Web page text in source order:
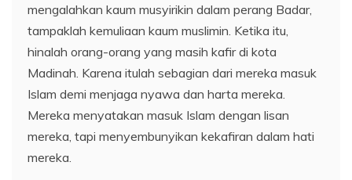
mengalahkan kaum musyirikin dalam perang Badar,
tampaklah kemuliaan kaum muslimin. Ketika itu,
hinalah orang-orang yang masih kafir di kota
Madinah. Karena itulah sebagian dari mereka masuk
Islam demi menjaga nyawa dan harta mereka.
Mereka menyatakan masuk Islam dengan lisan
mereka, tapi menyembunyikan kekafiran dalam hati
mereka.